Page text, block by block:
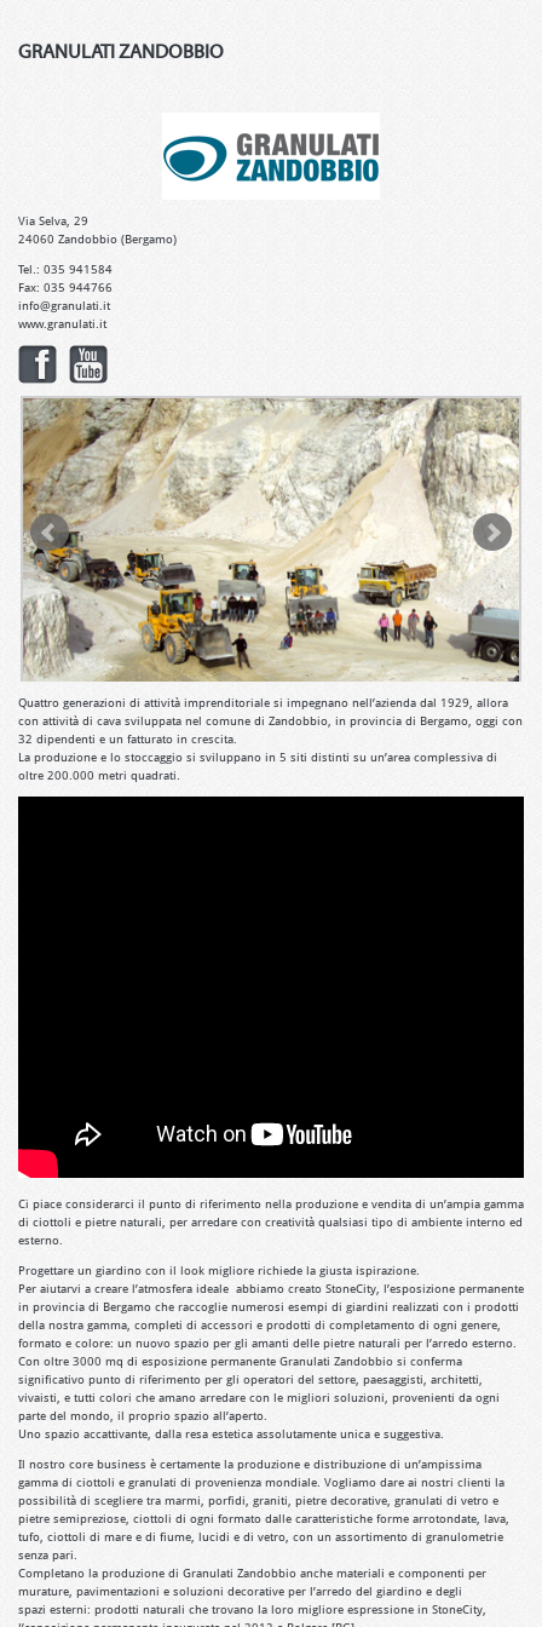
GRANULATI ZANDOBBIO
Via Selva, 29
24060 Zandobbio (Bergamo)
Tel.: 035 941584
Fax: 035 944766
info@granulati.it
www.granulati.it
Quattro generazioni di attività imprenditoriale si impegnano nell’azienda dal 1929, allora
con attività di cava sviluppata nel comune di Zandobbio, in provincia di Bergamo, oggi con
32 dipendenti e un fatturato in crescita.
La produzione e lo stoccaggio si sviluppano in 5 siti distinti su un’area complessiva di
oltre 200.000 metri quadrati.
Ci piace considerarci il punto di riferimento nella produzione e vendita di un’ampia gamma
di ciottoli e pietre naturali, per arredare con creatività qualsiasi tipo di ambiente interno ed
esterno.
Progettare un giardino con il look migliore richiede la giusta ispirazione.
Per aiutarvi a creare l’atmosfera ideale abbiamo creato StoneCity, l’esposizione permanente
in provincia di Bergamo che raccoglie numerosi esempi di giardini realizzati con i prodotti
della nostra gamma, completi di accessori e prodotti di completamento di ogni genere,
formato e colore: un nuovo spazio per gli amanti delle pietre naturali per l’arredo esterno.
Con oltre 3000 mq di esposizione permanente Granulati Zandobbio si conferma
significativo punto di riferimento per gli operatori del settore, paesaggisti, architetti,
vivaisti, e tutti colori che amano arredare con le migliori soluzioni, provenienti da ogni
parte del mondo, il proprio spazio all’aperto.
Uno spazio accattivante, dalla resa estetica assolutamente unica e suggestiva.
Il nostro core business è certamente la produzione e distribuzione di un’ampissima
gamma di ciottoli e granulati di provenienza mondiale. Vogliamo dare ai nostri clienti la
possibilità di scegliere tra marmi, porfidi, graniti, pietre decorative, granulati di vetro e
pietre semipreziose, ciottoli di ogni formato dalle caratteristiche forme arrotondate, lava,
tufo, ciottoli di mare e di fiume, lucidi e di vetro, con un assortimento di granulometrie
senza pari.
Completano la produzione di Granulati Zandobbio anche materiali e componenti per
murature, pavimentazioni e soluzioni decorative per l’arredo del giardino e degli
spazi esterni: prodotti naturali che trovano la loro migliore espressione in StoneCity,